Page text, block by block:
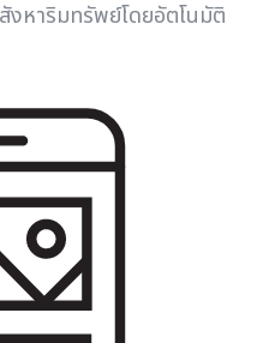
งหาริมทรัพย์โดยอัตโนมัติ